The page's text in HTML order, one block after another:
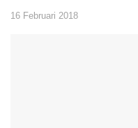
16 Februari 2018